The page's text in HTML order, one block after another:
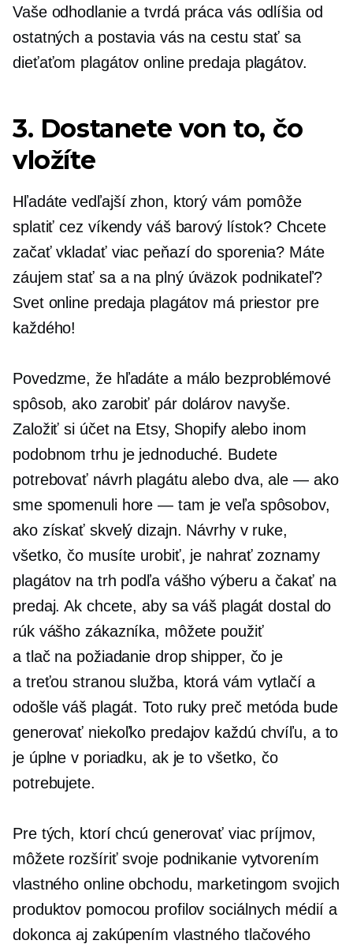
Vaše odhodlanie a tvrdá práca vás odlíšia od
ostatných a postavia vás na cestu stať sa
dieťaťom plagátov online predaja plagátov.
3. Dostanete von to, čo
vložíte
Hľadáte vedľajší zhon, ktorý vám pomôže
splatiť cez víkendy váš barový lístok? Chcete
začať vkladať viac peňazí do sporenia? Máte
záujem stať sa a na plný úväzokpodnikateľ?
Svet online predaja plagátov má priestor pre
každého!
Povedzme, že hľadáte a málo bezproblémové
spôsob, ako zarobiť pár dolárov navyše.
Založiť si účet na Etsy, Shopify alebo inom
podobnom trhu je jednoduché. Budete
potrebovať návrh plagátu alebo dva,ale — ako
sme spomenuli hore — tam je veľa spôsobov,
ako získať skvelý dizajn. Návrhy v ruke,
všetko, čo musíte urobiť, je nahrať zoznamy
plagátov na trh podľa vášho výberu a čakať na
predaj. Ak chcete, aby sa váš plagát dostal do
rúk vášho zákazníka, môžete použiť
a tlač na požiadanie drop shipper, čo je
a treťou stranou služba, ktorá vám vytlačí a
odošle váš plagát. Toto ruky prečmetóda bude
generovať niekoľko predajov každú chvíľu, a to
je úplne v poriadku, ak je to všetko, čo
potrebujete.
Pre tých, ktorí chcú generovať viac príjmov,
môžete rozšíriť svoje podnikanie vytvorením
vlastného online obchodu, marketingom svojich
produktov pomocou profilov sociálnych médií a
dokonca aj zakúpením vlastného tlačového